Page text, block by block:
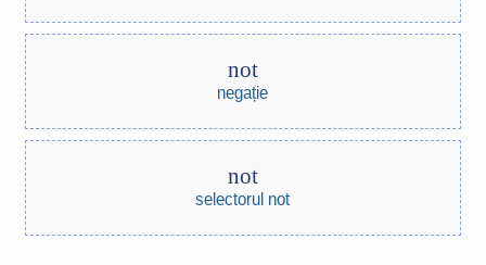
not
negație
not
selectorul not